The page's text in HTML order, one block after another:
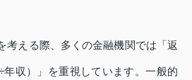
考える際、多くの金融機関では「返
収）」を重視しています。一般的